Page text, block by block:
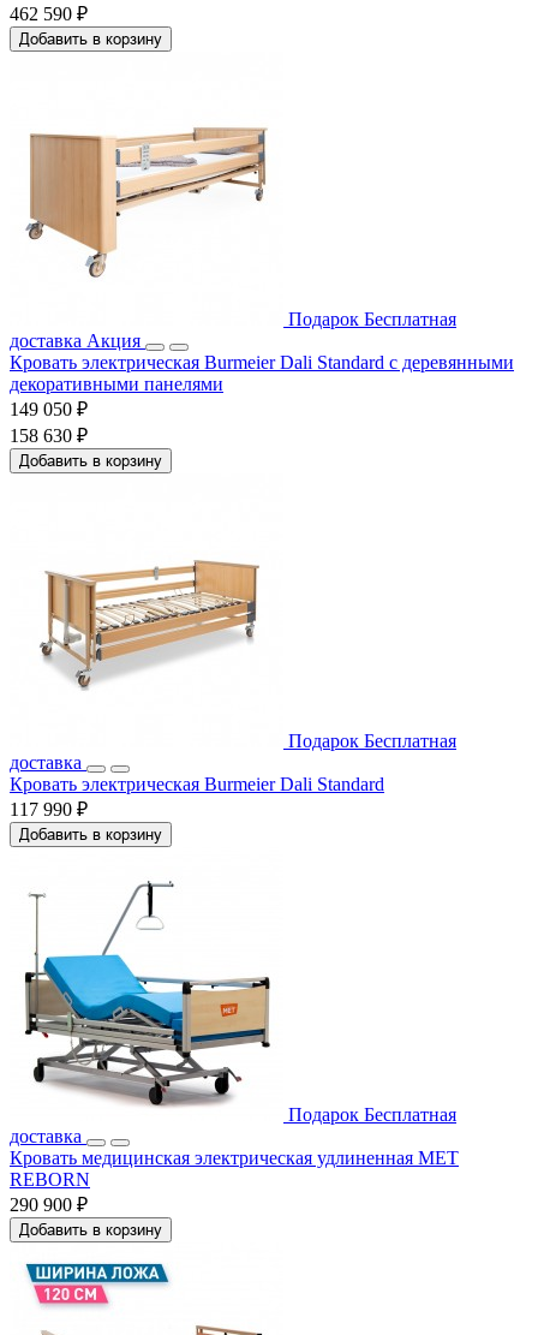
462 590 ₽
Добавить в корзину
Подарок Бесплатная
доставка Акция
Кровать электрическая Burmeier Dali Standard c деревянными
декоративными панелями
149 050 ₽
158 630 ₽
Добавить в корзину
Подарок Бесплатная
доставка
Кровать электрическая Burmeier Dali Standard
117 990 ₽
Добавить в корзину
Подарок Бесплатная
доставка
Кровать медицинская электрическая удлиненная МЕТ
REBORN
290 900 ₽
Добавить в корзину